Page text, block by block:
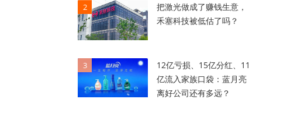
2
把激光做成了赚钱生意，
禾塞科技被低估了吗？
3
12亿亏损、15亿分红、11
亿流入家族口袋：蓝月亮
离好公司还有多远？